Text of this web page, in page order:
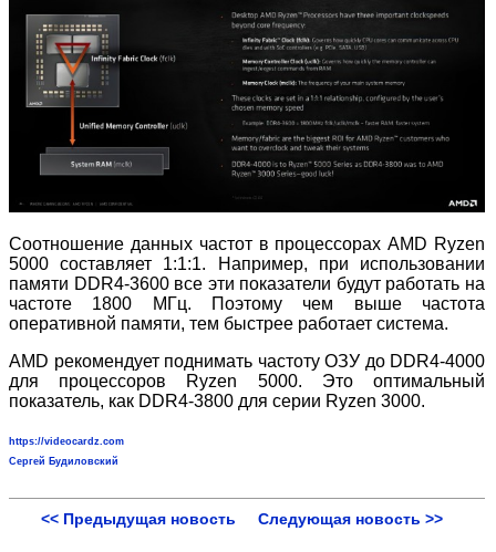
Соотношение данных частот в процессорах AMD Ryzen
5000 составляет 1:1:1. Например, при использовании
памяти DDR4-3600 все эти показатели будут работать на
частоте 1800 МГц. Поэтому чем выше частота
оперативной памяти, тем быстрее работает система.
AMD рекомендует поднимать частоту ОЗУ до DDR4-4000
для процессоров Ryzen 5000. Это оптимальный
показатель, как DDR4-3800 для серии Ryzen 3000.
https://videocardz.com
Сергей Будиловский
<< Предыдущая новость Следующая новость >>